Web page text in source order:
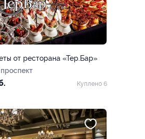
от ресторана «Тер.Бар»
Куплено 6